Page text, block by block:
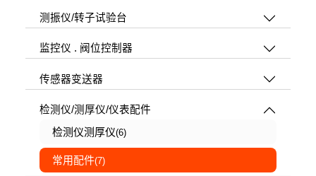
测振仪/转子试验台
监控仪 . 阀位控制器
传感器变送器
检测仪/测厚仪/仪表配件
检测仪测厚仪(6)
常用配件(7)